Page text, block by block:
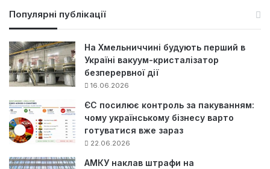
Популярні публікації
На Хмельниччині будують перший в
Україні вакуум-кристалізатор
безперервної дії
16.06.2026
ЄС посилює контроль за пакуванням:
чому українському бізнесу варто
готуватися вже зараз
22.06.2026
АМКУ наклав штрафи на